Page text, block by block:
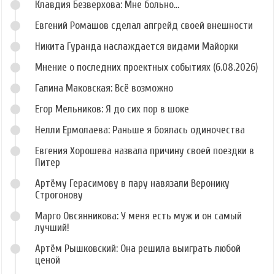
Клавдия Безверхова: Мне больно...
Евгений Ромашов сделал апгрейд своей внешности
Никита Гуранда наслаждается видами Майорки
Мнение о последних проектных событиях (6.08.2026)
Галина Маковская: Всё возможно
Егор Мельников: Я до сих пор в шоке
Нелли Ермолаева: Раньше я боялась одиночества
Евгения Хорошева назвала причину своей поездки в
Питер
Артёму Герасимову в пару навязали Веронику
Строгонову
Марго Овсянникова: У меня есть муж и он самый
лучший!
Артём Рышковский: Она решила выиграть любой
ценой